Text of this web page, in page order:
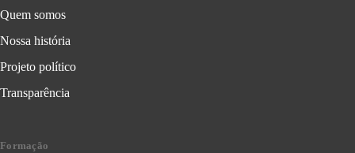
Quem somos
Nossa história
Projeto político
Transparência
Formação